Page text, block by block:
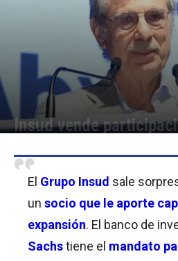
Insud vende
El Grupo Insud sale
un socio que le aporte
expansión. El banco de
Sachstiene el mandato